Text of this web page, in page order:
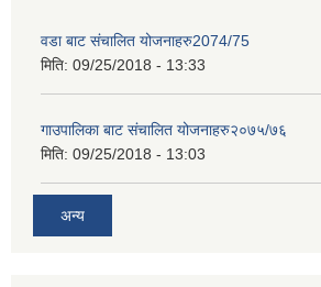
वडा बाट संचालित योजनाहरु2074/75
मिति: 09/25/2018 - 13:33
गाउपालिका बाट संचालित योजनाहरु२०७५/७६
मिति: 09/25/2018 - 13:03
अन्य